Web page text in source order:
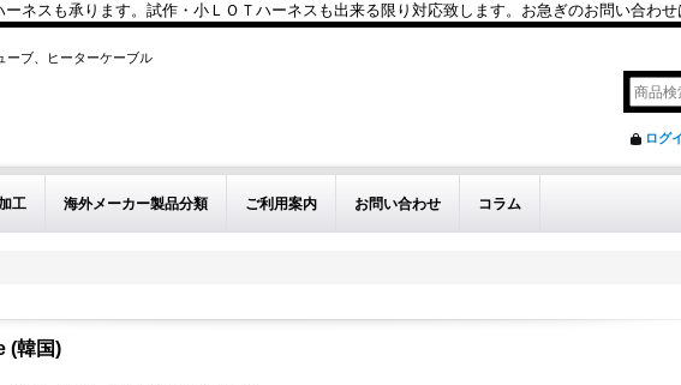
ネスも承ります。試作・小ＬＯＴハーネスも出来る限り対応致します。お急ぎのお問い合わせ
ーブ、ヒーターケーブル
ログ
工 海外メーカー製品分類 ご利用案内 お問い合わせ コラム
(韓国)